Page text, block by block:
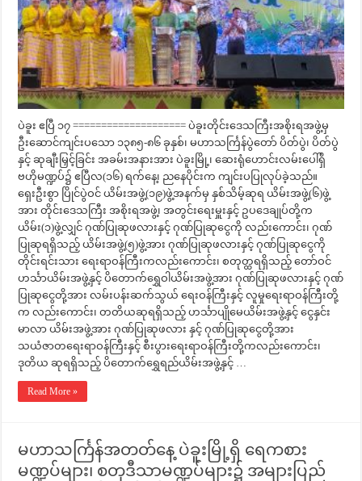
ပဲခူး ဧပြီ ၁၇ ==================== ပဲခူးတိုင်းဒေသကြီးအစိုးရအဖွဲ့မှ
ဦးဆောင်ကျင်းပသော ၁၃၈၅-၈၆ ခုနှစ်၊ မဟာသင်္ကြန်ပွဲတော် ပိတ်ပွဲ၊ ပိတ်ပွဲ
နှင့် ဆုချီးမြှင့်ခြင်း အခမ်းအနားအား ပဲခူးမြို့၊ ဆေးရုံဟောင်းလမ်းပေါ်ရှိ
ဗဟိုမဏ္ဍပ်၌ ဧပြီလ(၁၆) ရက်နေ့၊ ညနေပိုင်းက ကျင်းပပြုလုပ်ခဲ့သည်။
ရှေးဦးစွာ ပြိုင်ပွဲဝင် ယိမ်းအဖွဲ့(၁၉)ဖွဲ့အနက်မှ နှစ်သိမ့်ဆုရ ယိမ်းအဖွဲ့(၆)ဖွဲ့
အား တိုင်းဒေသကြီး အစိုးရအဖွဲ့၊ အတွင်းရေးမှူးနှင့် ဥပဒေချုပ်တို့က
ယိမ်း(၁)ဖွဲ့လျှင် ဂုဏ်ပြုဆုဖလားနှင့် ဂုဏ်ပြုဆုငွေကို လည်းကောင်း၊ ဂုဏ်
ပြုဆုရရှိသည့် ယိမ်းအဖွဲ့(၅)ဖွဲ့အား ဂုဏ်ပြုဆုဖလားနှင့် ဂုဏ်ပြုဆုငွေကို
တိုင်းရင်းသား ရေးရာဝန်ကြီးကလည်းကောင်း၊ စတုတ္ထရရှိသည့် တော်ဝင်
ဟင်္သာယိမ်းအဖွဲ့နှင့် ပိတောက်ရွှေဝါယိမ်းအဖွဲ့အား ဂုဏ်ပြုဆုဖလားနှင့် ဂုဏ်
ပြုဆုငွေတို့အား လမ်းပန်းဆက်သွယ် ရေးဝန်ကြီးနှင့် လူမှုရေးရာဝန်ကြီးတို့
က လည်းကောင်း၊ တတိယဆုရရှိသည့် ဟင်္သာပျိုမေယိမ်းအဖွဲ့နှင့် ငွေနှင်း
မာလာ ယိမ်းအဖွဲ့အား ဂုဏ်ပြုဆုဖလား နှင့် ဂုဏ်ပြုဆုငွေတို့အား
သယံဇာတရေးရာဝန်ကြီးနှင့် စီးပွားရေးရာဝန်ကြီးတို့ကလည်းကောင်း၊
ဒုတိယ ဆုရရှိသည့် ပိတောက်ရွှေရည်ယိမ်းအဖွဲ့နှင့် …
Read More »
မဟာသင်္ကြန်အတတ်နေ့ ပဲခူးမြို့ရှိ ရေကစား
မဏ္ဍပ်များ၊ စတုဒီသာမဏ္ဍပ်များ၌ အများပြည်